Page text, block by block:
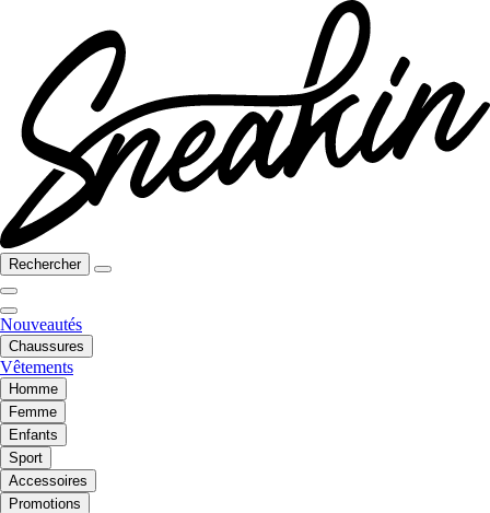
Rechercher
Nouveautés
Chaussures
Vêtements
Homme
Femme
Enfants
Sport
Accessoires
Promotions